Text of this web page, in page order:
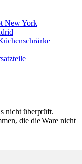
New York
nicht überprüft.
die die Ware nicht